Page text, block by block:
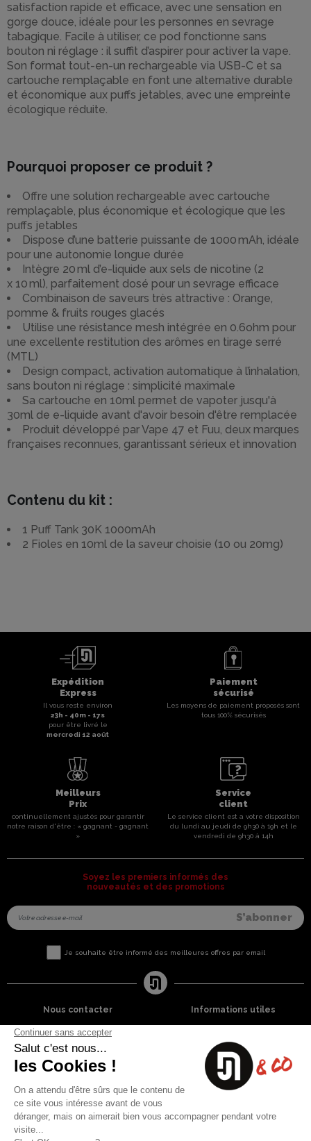
satisfaction rapide et efficace, avec une sensation en
gorge douce, idéale pour les personnes en sevrage
tabagique. Facile à utiliser, ce pod fonctionne sans
bouton ni réglage : il suffit d’aspirer pour activer la vape.
Son format tout-en-un rechargeable via USB-C et sa
cartouche remplaçable en font une alternative durable
et économique aux puffs jetables, avec une empreinte
écologique réduite.
Pourquoi proposer ce produit ?
Offre une solution rechargeable avec cartouche
remplaçable, plus économique et écologique que les
puffs jetables
Dispose d’une batterie puissante de 1000 mAh, idéale
pour une autonomie longue durée
Intègre 20 ml d’e-liquide aux sels de nicotine (2
x 10 ml), parfaitement dosé pour un sevrage efficace
Combinaison de saveurs très attractive : Orange,
pomme & fruits rouges glacés
Utilise une résistance mesh intégrée en 0.6ohm pour
une excellente restitution des arômes en tirage serré
(MTL)
Design compact, activation automatique à l’inhalation,
sans bouton ni réglage : simplicité maximale
Sa cartouche en 10ml permet de vapoter jusqu'à
30ml de e-liquide avant d'avoir besoin d'être remplacée
Produit développé par Vape 47 et Fuu, deux marques
françaises reconnues, garantissant sérieux et innovation
Contenu du kit :
1 Puff Tank 30K 1000mAh
2 Fioles en 10ml de la saveur choisie (10 ou 20mg)
Expédition
Express
Il vous reste environ
23h - 40m - 17s
pour être livré le
mercredi 12 août
Paiement
sécurisé
Les moyens de paiement proposés sont
tous 100% sécurisés
Meilleurs
Prix
continuellement ajustés pour garantir
notre raison d'être : « gagnant - gagnant
»
Service
client
Le service client est a votre disposition
du lundi au jeudi de 9h30 à 19h et le
vendredi de 9h30 à 14h
Soyez les premiers informés des
nouveautés et des promotions
Je souhaite être informé des meilleures offres par email
Nous contacter
8 rue du capitaine Jean Croisa
13009 Marseille
+33 (0)4 91 07 41 16
Facebook Instagram
Informations utiles
Garantie satisfaction
Paiement sécurisé
Plan du site
Blog
Nos produits A propos